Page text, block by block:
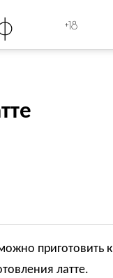
+18
приготовить к
латте.